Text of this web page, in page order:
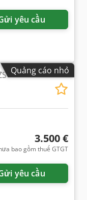
yêu cầu
Quảng cáo nhỏ
3.500 €
bao gồm thuế GTGT
yêu cầu